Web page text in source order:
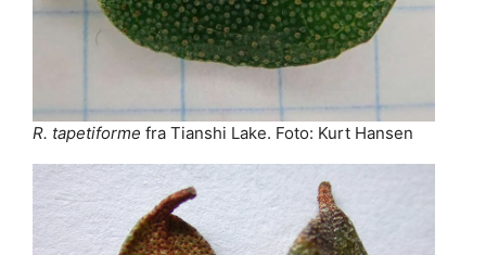
R. tapetiforme fra Tianshi Lake. Foto: Kurt Hansen